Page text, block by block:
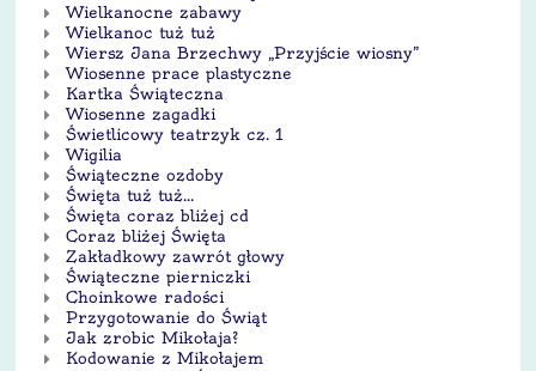
Wielkanocne zabawy
Wielkanoc tuż tuż
Wiersz Jana Brzechwy „Przyjście wiosny”
Wiosenne prace plastyczne
Kartka Świąteczna
Wiosenne zagadki
Świetlicowy teatrzyk cz. 1
Wigilia
Świąteczne ozdoby
Święta tuż tuż...
Święta coraz bliżej cd
Coraz bliżej Święta
Zakładkowy zawrót głowy
Świąteczne pierniczki
Choinkowe radości
Przygotowanie do Świąt
Jak zrobic Mikołaja?
Kodowanie z Mikołajem